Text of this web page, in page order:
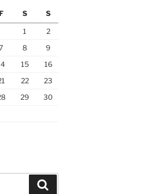
S S
1
2
8
9
15
16
22
23
29
30